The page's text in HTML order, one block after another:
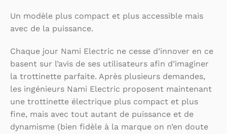
Un modèle plus compact et plus accessible mais
avec de la puissance.
Chaque jour Nami Electric ne cesse d’innover en ce
basent sur l’avis de ses utilisateurs afin d’imaginer
la trottinette parfaite. Après plusieurs demandes,
les ingénieurs Nami Electric proposent maintenant
une trottinette électrique plus compact et plus
fine, mais avec tout autant de puissance et de
dynamisme (bien fidèle à la marque on n’en doute